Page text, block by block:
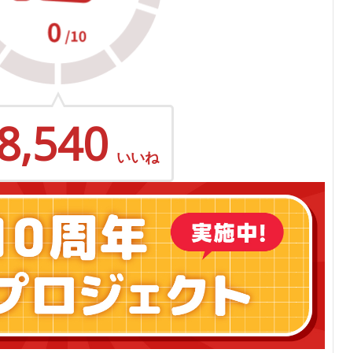
いいね